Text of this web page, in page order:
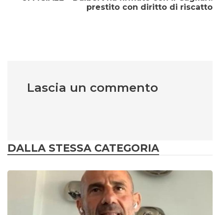
prestito con diritto di riscatto
Lascia un commento
DALLA STESSA CATEGORIA